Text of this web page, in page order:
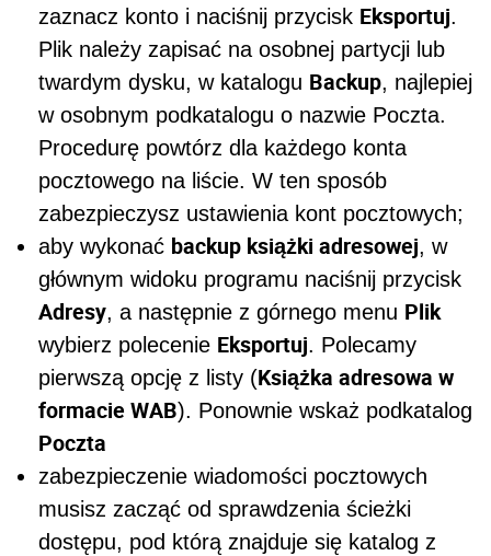
zaznacz konto i naciśnij przycisk Eksportuj.
Plik należy zapisać na osobnej partycji lub
twardym dysku, w katalogu Backup, najlepiej
w osobnym podkatalogu o nazwie Poczta.
Procedurę powtórz dla każdego konta
pocztowego na liście. W ten sposób
zabezpieczysz ustawienia kont pocztowych;
aby wykonać backup książki adresowej, w
głównym widoku programu naciśnij przycisk
Adresy, a następnie z górnego menu Plik
wybierz polecenie Eksportuj. Polecamy
pierwszą opcję z listy (Książka adresowa w
formacie WAB). Ponownie wskaż podkatalog
Poczta
zabezpieczenie wiadomości pocztowych
musisz zacząć od sprawdzenia ścieżki
dostępu, pod którą znajduje się katalog z